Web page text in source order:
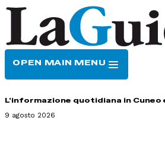
OPEN MAIN MENU
L'informazione quotidiana in Cuneo
9 agosto 2026